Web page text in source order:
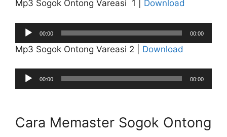
Mp3 Sogok Ontong Vareasi 1 | Download
Audio
Player
00:00 00:00
Mp3 Sogok Ontong Vareasi 2 | Download
Audio
Player
00:00 00:00
Cara Memaster Sogok Ontong